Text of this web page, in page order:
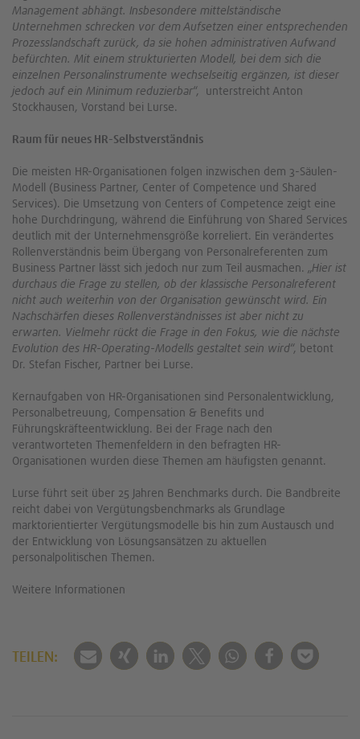
Management abhängt. Insbesondere mittelständische
Unternehmen schrecken vor dem Aufsetzen einer entsprechenden
Prozesslandschaft zurück, da sie hohen administrativen Aufwand
befürchten. Mit einem strukturierten Modell, bei dem sich die
einzelnen Personalinstrumente wechselseitig ergänzen, ist dieser
jedoch auf ein Minimum reduzierbar“, unterstreicht Anton
Stockhausen, Vorstand bei Lurse.
Raum für neues HR-Selbstverständnis
Die meisten HR-Organisationen folgen inzwischen dem 3-Säulen-
Modell (Business Partner, Center of Competence und Shared
Services). Die Umsetzung von Centers of Competence zeigt eine
hohe Durchdringung, während die Einführung von Shared Services
deutlich mit der Unternehmensgröße korreliert. Ein verändertes
Rollenverständnis beim Übergang von Personalreferenten zum
Business Partner lässt sich jedoch nur zum Teil ausmachen. „Hier ist
durchaus die Frage zu stellen, ob der klassische Personalreferent
nicht auch weiterhin von der Organisation gewünscht wird. Ein
Nachschärfen dieses Rollenverständnisses ist aber nicht zu
erwarten. Vielmehr rückt die Frage in den Fokus, wie die nächste
Evolution des HR-Operating-Modells gestaltet sein wird“, betont
Dr. Stefan Fischer, Partner bei Lurse.
Kernaufgaben von HR-Organisationen sind Personalentwicklung,
Personalbetreuung, Compensation & Benefits und
Führungskräfteentwicklung. Bei der Frage nach den
verantworteten Themenfeldern in den befragten HR-
Organisationen wurden diese Themen am häufigsten genannt.
Lurse führt seit über 25 Jahren Benchmarks durch. Die Bandbreite
reicht dabei von Vergütungsbenchmarks als Grundlage
marktorientierter Vergütungsmodelle bis hin zum Austausch und
der Entwicklung von Lösungsansätzen zu aktuellen
personalpolitischen Themen.
Weitere Informationen
TEILEN: